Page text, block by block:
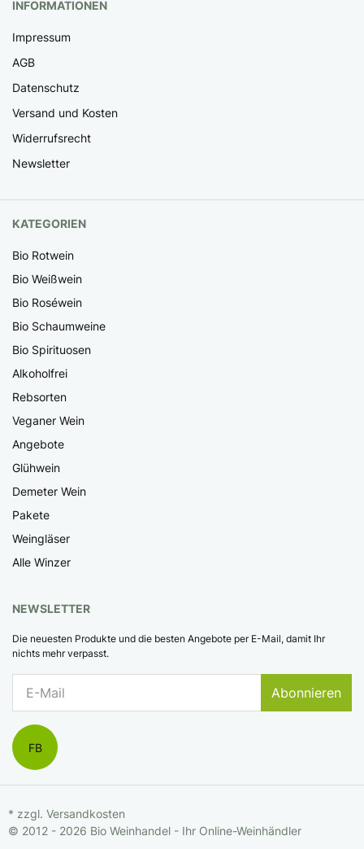
INFORMATIONEN
Impressum
AGB
Datenschutz
Versand und Kosten
Widerrufsrecht
Newsletter
KATEGORIEN
Bio Rotwein
Bio Weißwein
Bio Roséwein
Bio Schaumweine
Bio Spirituosen
Alkoholfrei
Rebsorten
Veganer Wein
Angebote
Glühwein
Demeter Wein
Pakete
Weingläser
Alle Winzer
NEWSLETTER
Die neuesten Produkte und die besten Angebote per E-Mail, damit Ihr
nichts mehr verpasst.
Abonnieren
FB
* zzgl. Versandkosten
© 2012 - 2026 Bio Weinhandel - Ihr Online-Weinhändler